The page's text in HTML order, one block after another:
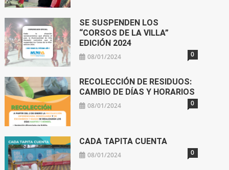
SE SUSPENDEN LOS
“CORSOS DE LA VILLA”
EDICIÓN 2024
08/01/2024 0
RECOLECCIÓN DE RESIDUOS:
CAMBIO DE DÍAS Y HORARIOS
08/01/2024 0
CADA TAPITA CUENTA
08/01/2024 0